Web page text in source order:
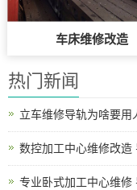
车床维修改造
热门新闻
立车维修导轨为啥要用
数控加工中心维修改
专业卧式加工中心维